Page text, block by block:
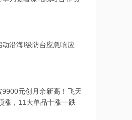
沿海Ⅰ级防台应急响应
元创月余新高！飞天
涨，11大单品十涨一跌